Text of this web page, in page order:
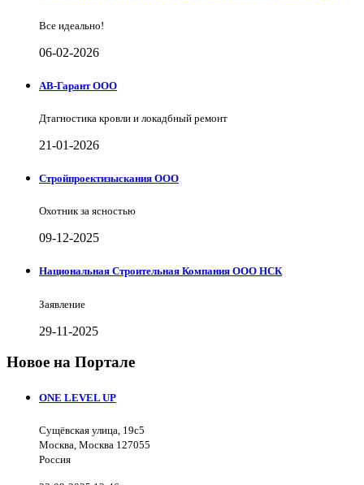
Все идеально!
06-02-2026
АВ-Гарант ООО
Дтагностика кровли и локадбный ремонт
21-01-2026
Стройпроектизыскания ООО
Охотник за ясностью
09-12-2025
Национальная Строительная Компания ООО НСК
Заявление
29-11-2025
Новое на Портале
ONE LEVEL UP
Сущёвская улица, 19с5
Москва, Москва 127055
Россия